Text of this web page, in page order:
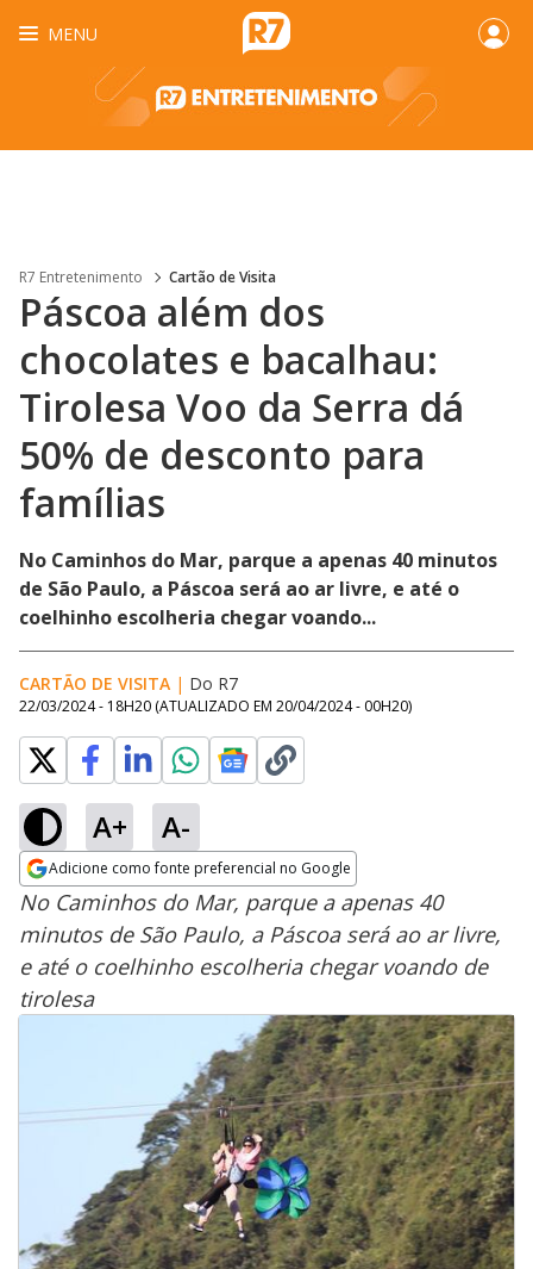
MENU
R7 Entretenimento Cartão de Visita
Páscoa além dos
chocolates e bacalhau:
Tirolesa Voo da Serra dá
50% de desconto para
famílias
No Caminhos do Mar, parque a apenas 40 minutos
de São Paulo, a Páscoa será ao ar livre, e até o
coelhinho escolheria chegar voando...
CARTÃO DE VISITA | Do R7
22/03/2024 - 18H20 (ATUALIZADO EM 20/04/2024 - 00H20)
A+ A-
Adicione como fonte preferencial no Google
Opens in new window
No Caminhos do Mar, parque a apenas 40
minutos de São Paulo, a Páscoa será ao ar livre,
e até o coelhinho escolheria chegar voando de
tirolesa